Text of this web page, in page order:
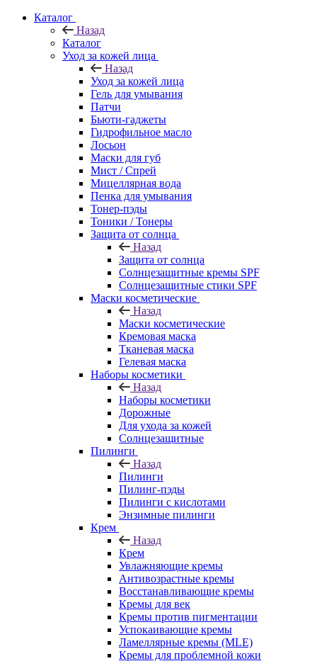
Каталог
Назад
Каталог
Уход за кожей лица
Назад
Уход за кожей лица
Гель для умывания
Патчи
Бьюти-гаджеты
Гидрофильное масло
Лосьон
Маски для губ
Мист / Спрей
Мицеллярная вода
Пенка для умывания
Тонер-пэды
Тоники / Тонеры
Защита от солнца
Назад
Защита от солнца
Солнцезащитные кремы SPF
Солнцезащитные стики SPF
Маски косметические
Назад
Маски косметические
Кремовая маска
Тканевая маска
Гелевая маска
Наборы косметики
Назад
Наборы косметики
Дорожные
Для ухода за кожей
Солнцезащитные
Пилинги
Назад
Пилинги
Пилинг-пэды
Пилинги с кислотами
Энзимные пилинги
Крем
Назад
Крем
Увлажняющие кремы
Антивозрастные кремы
Восстанавливающие кремы
Кремы для век
Кремы против пигментации
Успокаивающие кремы
Ламеллярные кремы (MLE)
Кремы для проблемной кожи